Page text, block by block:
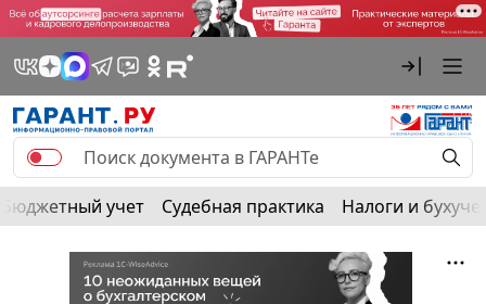
Бюджетный учет Судебная практика Налоги и